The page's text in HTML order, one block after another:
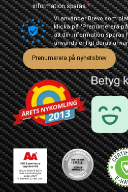
information sparas.
Vi använder Brevo som
klicka på "Prenumerera
att din information sparas
används enligt deras
Prenumerera på nyhetsbrev